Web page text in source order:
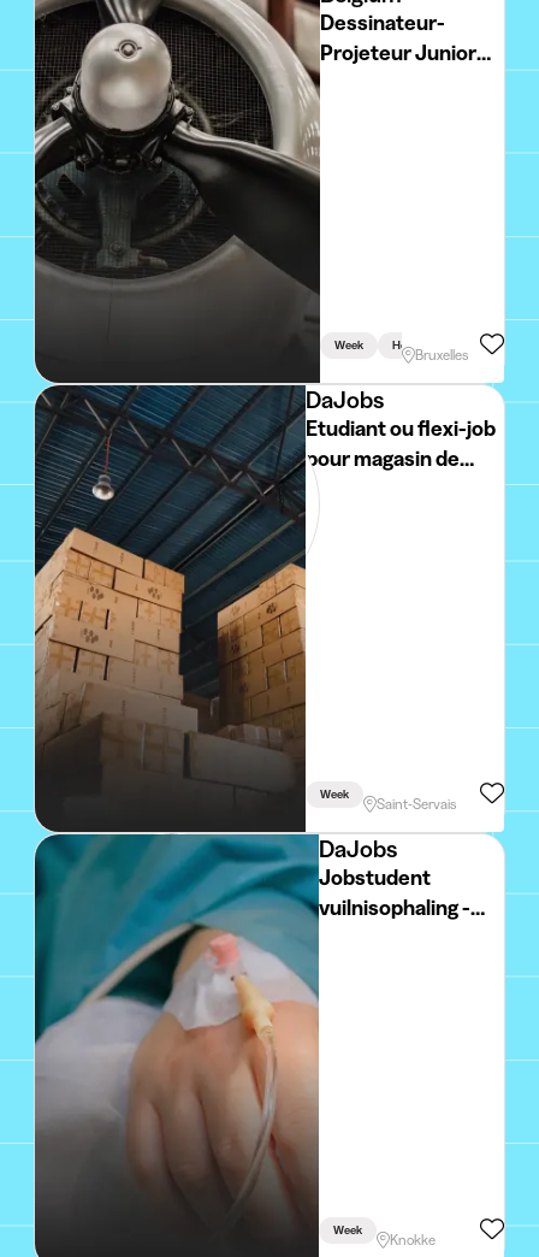
Dessinateur-
Projeteur Junior
Haute Tension
Week Holidays
Bruxelles
DaJobs
Etudiant ou flexi-job
pour magasin de
bricolage H/F/X
Week
Saint-Servais
DaJobs
Jobstudent
vuilnisophaling -
Week
Knokke